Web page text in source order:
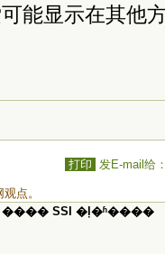
能显示在其他
打印 发E-mail给
点。
���� SSI �ļ�ʱ����